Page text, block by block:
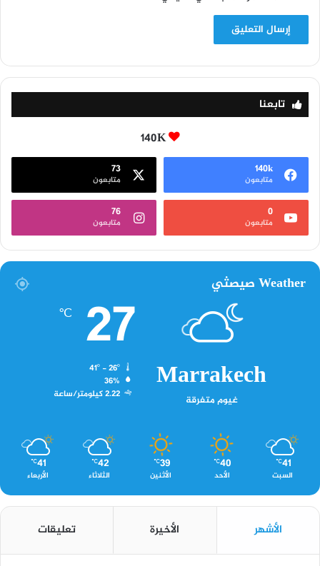
تابعنا
140K
140k
متابعون
73
متابعون
0
متابعون
76
متابعون
Weather صيصثي
Marrakech
غيوم متفرقة
27
℃
36%
2.22 كيلومتر/ساعة
41
℃
السبت
40
℃
الأحد
39
℃
الأثنين
42
℃
الثلاثاء
41
℃
الأربعاء
الأشهر الأخيرة تعليقات